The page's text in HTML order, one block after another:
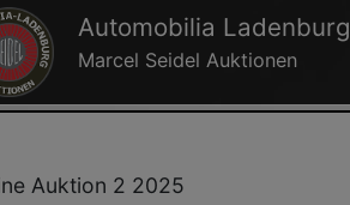
Automobilia Ladenburg
Marcel Seidel Auktionen
Auktion 2 2025